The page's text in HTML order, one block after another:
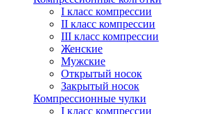
I класс компрессии
II класс компрессии
III класс компрессии
Женские
Мужские
Открытый носок
Закрытый носок
Компрессионные чулки
I класс компрессии